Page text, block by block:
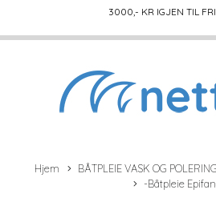
3000,- KR IGJEN TIL
Hjem BÅTPLEIE VASK OG POLERING
-Båtpleie